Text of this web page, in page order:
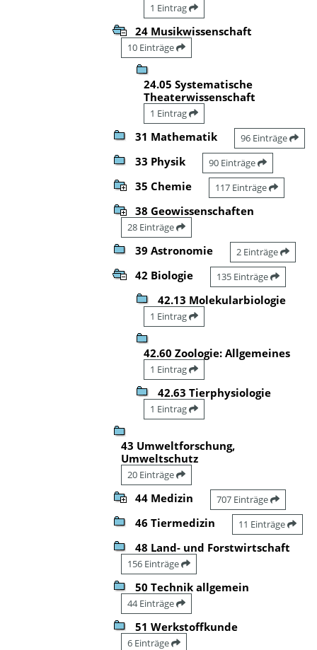
1 Eintrag
24 Musikwissenschaft
10 Einträge
24.05 Systematische
Theaterwissenschaft
1 Eintrag
31 Mathematik 96 Einträge
33 Physik 90 Einträge
35 Chemie 117 Einträge
38 Geowissenschaften
28 Einträge
39 Astronomie 2 Einträge
42 Biologie 135 Einträge
42.13 Molekularbiologie
1 Eintrag
42.60 Zoologie: Allgemeines
1 Eintrag
42.63 Tierphysiologie
1 Eintrag
43 Umweltforschung,
Umweltschutz
20 Einträge
44 Medizin 707 Einträge
46 Tiermedizin 11 Einträge
48 Land- und Forstwirtschaft
156 Einträge
50 Technik allgemein
44 Einträge
51 Werkstoffkunde
6 Einträge